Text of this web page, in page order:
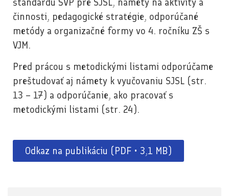
činnosti, pedagogické stratégie, odporúčané
metódy a organizačné formy vo 4. ročníku ZŠ s
VJM.
Pred prácou s metodickými listami odporúčame
preštudovať aj námety k vyučovaniu SJSL (str.
13 – 17) a odporúčanie, ako pracovať s
metodickými listami (str. 24).
Odkaz na publikáciu (PDF • 3,1 MB)